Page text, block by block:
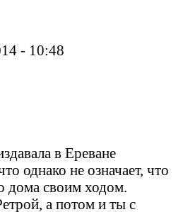
- 10:48
в Ереване
однако не означает, что
дома своим ходом.
а потом и ты с